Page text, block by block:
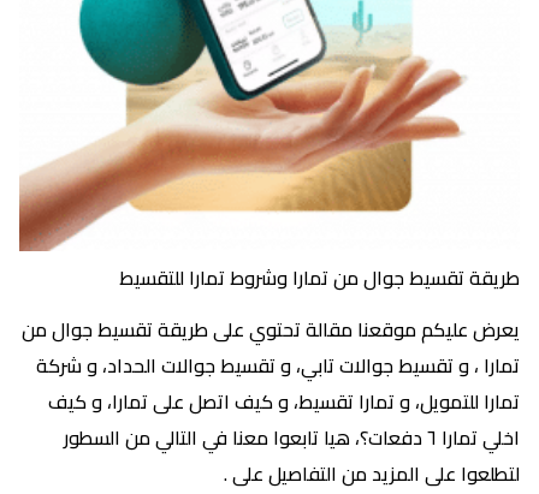
طريقة تقسيط جوال من تمارا وشروط تمارا للتقسيط
يعرض عليكم موقعنا مقالة تحتوي على طريقة تقسيط جوال من
تمارا ، و تقسيط جوالات تابي، و تقسيط جوالات الحداد، و شركة
تمارا للتمويل، و تمارا تقسيط، و كيف اتصل على تمارا، و كيف
اخلي تمارا ٦ دفعات؟، هيا تابعوا معنا في التالي من السطور
لتطلعوا على المزيد من التفاصيل على .